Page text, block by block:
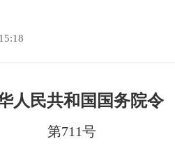
人民共和国国务院令
第711号